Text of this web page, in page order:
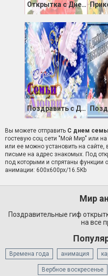
Открытка с Днем Семьи, Любви и Верности
Поздравить с Днем Семьи, Любви и Верности!
Вы можете отправить С днем
гостевую соц сети "Мой Мир" или
или ее можно установить на сайте,
письме на адрес знакомых. Под
под которыми и спрятаны функции
анимации: 600x600px/16.5Kb
Мир
Поздравительные гиф
на все
Времена года анимация
Вербное воскресенье